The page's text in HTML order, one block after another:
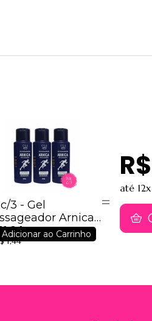
3 - Gel
Arnica
Cosméticos
1,44
Adicionar ao Carrinho
até 12x